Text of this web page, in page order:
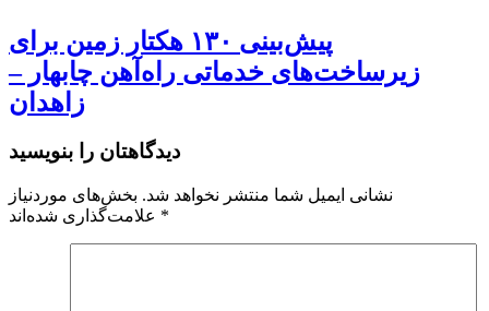
پیش‌بینی ۱۳۰ هکتار زمین برای
زیرساخت‌های خدماتی راه‌آهن چابهار –
زاهدان
دیدگاهتان را بنویسید
نشانی ایمیل شما منتشر نخواهد شد. بخش‌های موردنیاز
*